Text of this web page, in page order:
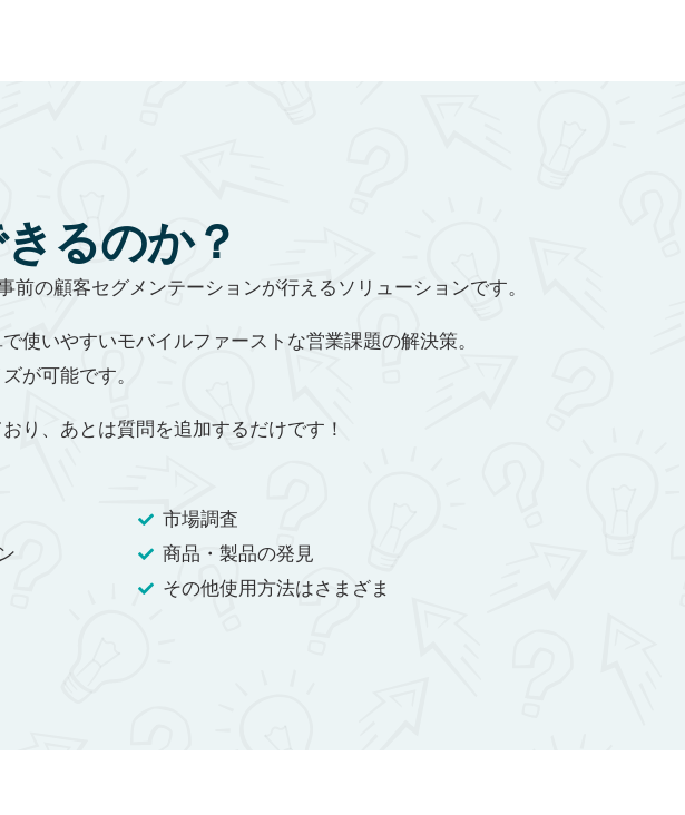
るのか？
の顧客セグメンテーションが行えるソリューションです。
使いやすいモバイルファーストな営業課題の解決策。
が可能です。
り、あとは質問を追加するだけです！
市場調査
商品・製品の発見
その他使用方法はさまざま